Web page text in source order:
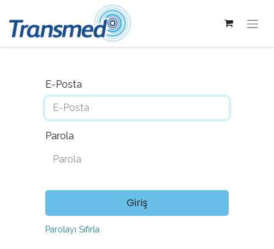
E-Posta
Parola
Giriş
Parolayı Sıfırla